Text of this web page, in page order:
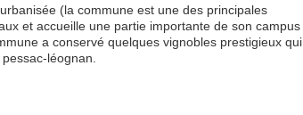
(la commune est une des principales
et accueille une partie importante de son campus
a conservé quelques vignobles prestigieux qui
léognan.